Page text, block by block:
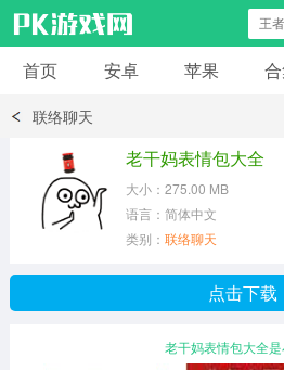
安卓应用
模拟经营
首页 安卓 苹果
联络聊天
老干妈表情包大全
大小：275.00 MB
语言：简体中文
类别： 联络聊天
点击下载
老干妈表情包大全是